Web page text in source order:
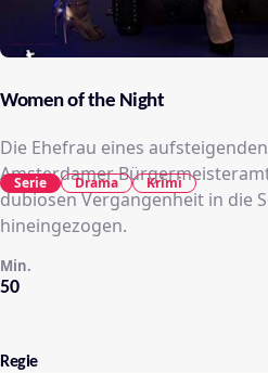
Women of the Night
Die Ehefrau eines
Amsterdamer
dubiosen Vergangenheit in die
hineingezogen.
50
Min.
Serie Drama Krimi
Regie